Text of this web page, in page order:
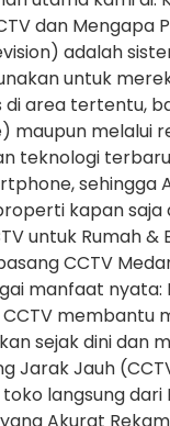
dan Mengapa
adalah
untuk
area tertentu,
maupun melalui
teknologi
sehingga
kapan saja
untuk Rumah &
CCTV
manfaat nyata:
membantu
sejak dini dan
Jarak Jauh
langsung dari
Akurat